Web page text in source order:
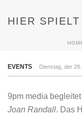
HIER
EVENTS Dienstag, der
9pm media
Joan Randall. Das